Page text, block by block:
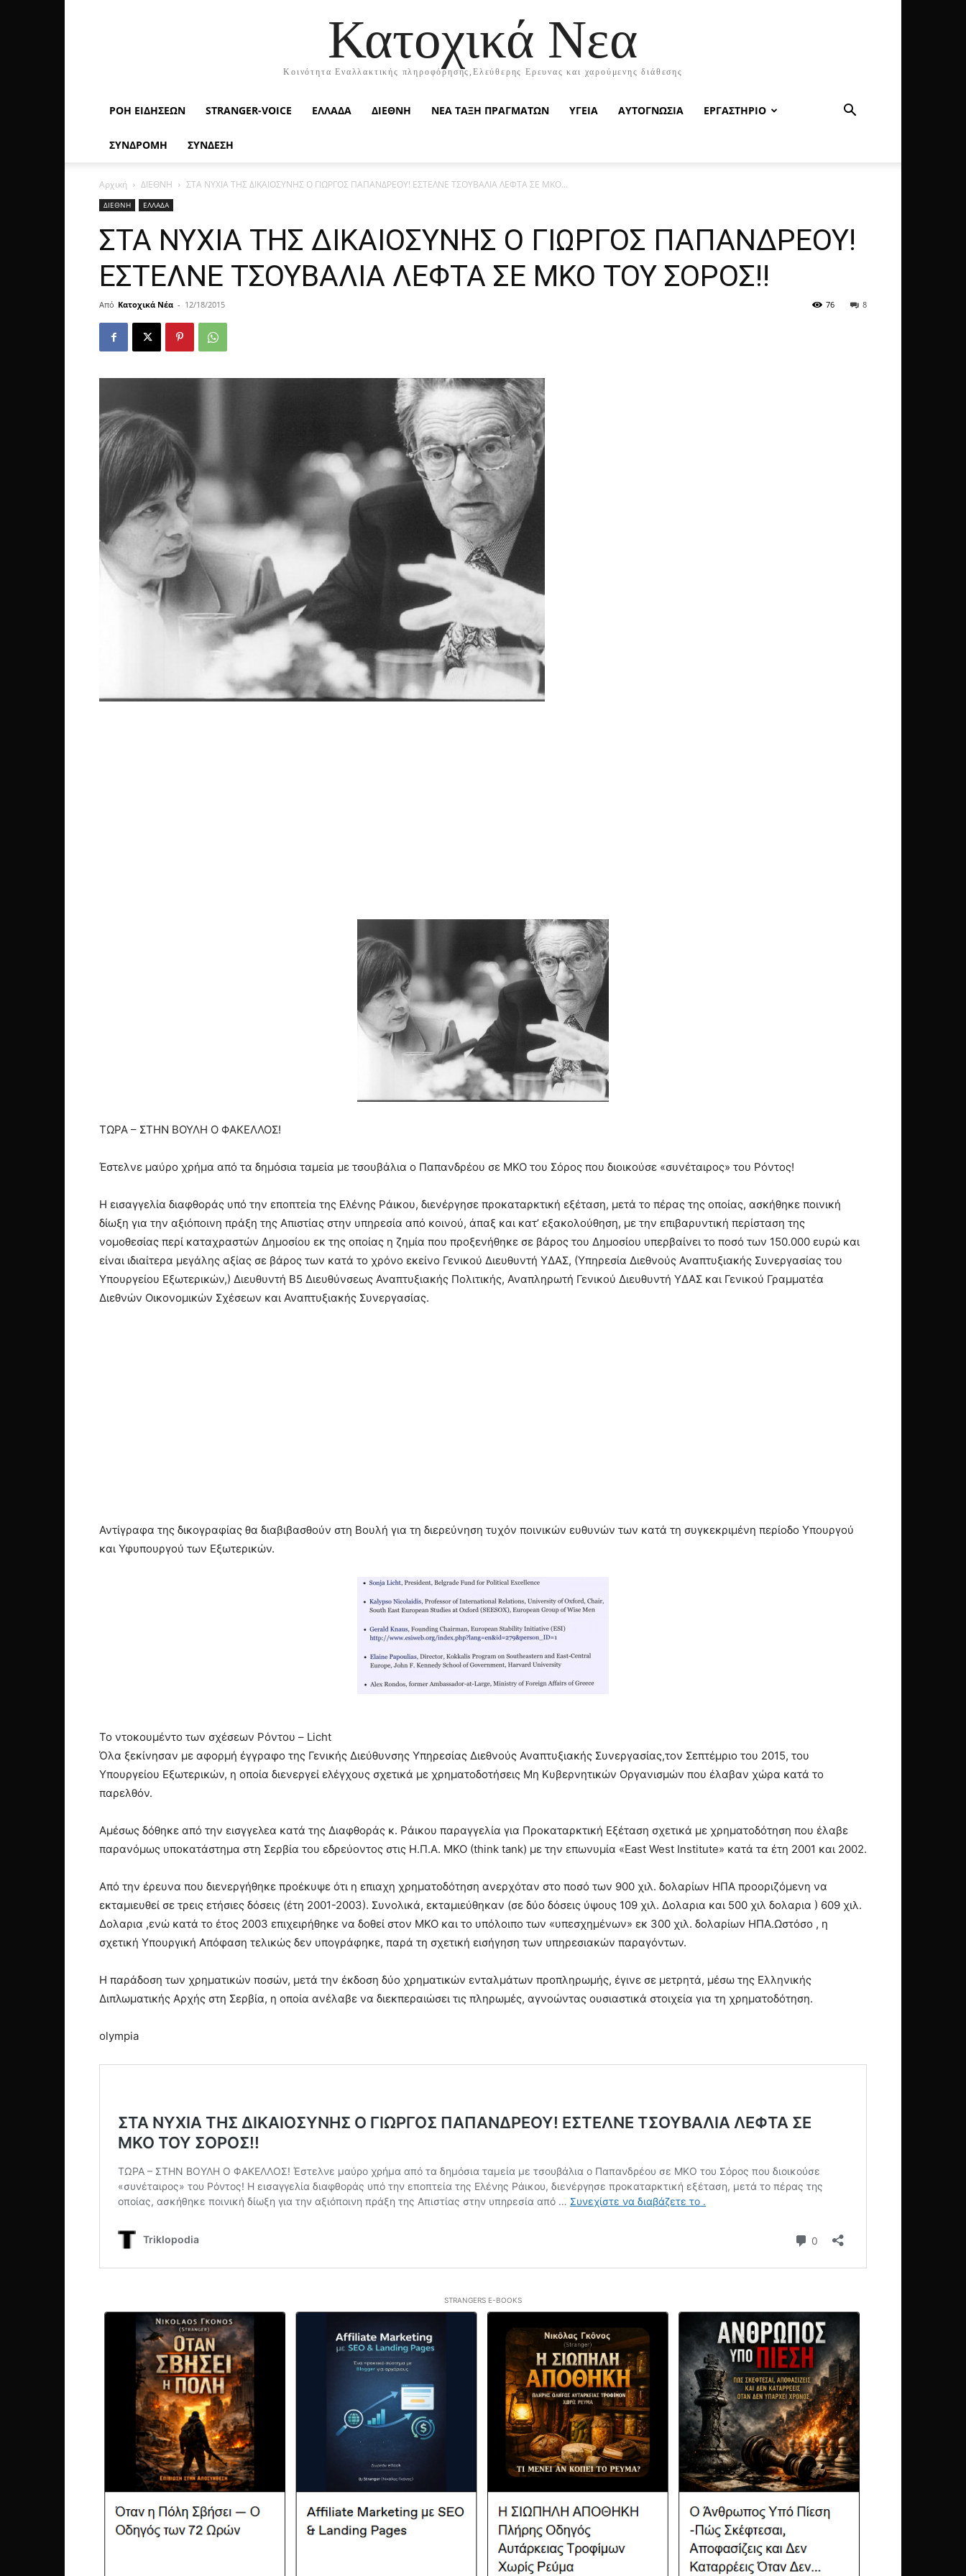
Κατοχικά Νεα
Κοινότητα Εναλλακτικής πληροφόρησης,Ελεύθερης Ερευνας και χαρούμενης διάθεσης
ΡΟΉ ΕΙΔΉΣΕΩΝ STRANGER-VOICE ΕΛΛΑΔΑ ΔΙΕΘΝΗ ΝΕΑ ΤΑΞΗ ΠΡΑΓΜΑΤΩΝ ΥΓΕΙΑ ΑΥΤΟΓΝΩΣΙΑ ΕΡΓΑΣΤΗΡΙΟ
ΣΥΝΔΡΟΜΗ ΣΥΝΔΕΣΗ
Αρχική ΔΙΕΘΝΗ ΣΤΑ ΝΥΧΙΑ ΤΗΣ ΔΙΚΑΙΟΣΥΝΗΣ Ο ΓΙΩΡΓΟΣ ΠΑΠΑΝΔΡΕΟΥ! ΕΣΤΕΛΝΕ ΤΣΟΥΒΑΛΙΑ ΛΕΦΤΑ ΣΕ ΜΚΟ...
ΔΙΕΘΝΗ ΕΛΛΑΔΑ
ΣΤΑ ΝΥΧΙΑ ΤΗΣ ΔΙΚΑΙΟΣΥΝΗΣ Ο ΓΙΩΡΓΟΣ ΠΑΠΑΝΔΡΕΟΥ!
ΕΣΤΕΛΝΕ ΤΣΟΥΒΑΛΙΑ ΛΕΦΤΑ ΣΕ ΜΚΟ ΤΟΥ ΣΟΡΟΣ!!
Από Κατοχικά Νέα - 12/18/2015 8
76
ΤΩΡΑ – ΣΤΗΝ ΒΟΥΛΗ Ο ΦΑΚΕΛΛΟΣ!
Έστελνε μαύρο χρήμα από τα δημόσια ταμεία με τσουβάλια ο Παπανδρέου σε ΜΚΟ του Σόρος που διοικούσε «συνέταιρος» του Ρόντος!
Η εισαγγελία διαφθοράς υπό την εποπτεία της Ελένης Ράικου, διενέργησε προκαταρκτική εξέταση, μετά το πέρας της οποίας, ασκήθηκε ποινική
δίωξη για την αξιόποινη πράξη της Απιστίας στην υπηρεσία από κοινού, άπαξ και κατ’ εξακολούθηση, με την επιβαρυντική περίσταση της
νομοθεσίας περί καταχραστών Δημοσίου εκ της οποίας η ζημία που προξενήθηκε σε βάρος του Δημοσίου υπερβαίνει το ποσό των 150.000 ευρώ και
είναι ιδιαίτερα μεγάλης αξίας σε βάρος των κατά το χρόνο εκείνο Γενικού Διευθυντή ΥΔΑΣ, (Υπηρεσία Διεθνούς Αναπτυξιακής Συνεργασίας του
Υπουργείου Εξωτερικών,) Διευθυντή Β5 Διευθύνσεως Αναπτυξιακής Πολιτικής, Αναπληρωτή Γενικού Διευθυντή ΥΔΑΣ και Γενικού Γραμματέα
Διεθνών Οικονομικών Σχέσεων και Αναπτυξιακής Συνεργασίας.
Αντίγραφα της δικογραφίας θα διαβιβασθούν στη Βουλή για τη διερεύνηση τυχόν ποινικών ευθυνών των κατά τη συγκεκριμένη περίοδο Υπουργού
και Υφυπουργού των Εξωτερικών.
Το ντοκουμέντο των σχέσεων Ρόντου – Licht
Όλα ξεκίνησαν με αφορμή έγγραφο της Γενικής Διεύθυνσης Υπηρεσίας Διεθνούς Αναπτυξιακής Συνεργασίας,τον Σεπτέμριο του 2015, του
Υπουργείου Εξωτερικών, η οποία διενεργεί ελέγχους σχετικά με χρηματοδοτήσεις Μη Κυβερνητικών Οργανισμών που έλαβαν χώρα κατά το
παρελθόν.
Αμέσως δόθηκε από την εισγγελεα κατά της Διαφθοράς κ. Ράικου παραγγελία για Προκαταρκτική Εξέταση σχετικά με χρηματοδότηση που έλαβε
παρανόμως υποκατάστημα στη Σερβία του εδρεύοντος στις Η.Π.Α. ΜΚΟ (think tank) με την επωνυμία «East West Institute» κατά τα έτη 2001 και 2002.
Από την έρευνα που διενεργήθηκε προέκυψε ότι η επιαχη χρηματοδότηση ανερχόταν στο ποσό των 900 χιλ. δολαρίων ΗΠΑ προοριζόμενη να
εκταμιευθεί σε τρεις ετήσιες δόσεις (έτη 2001-2003). Συνολικά, εκταμιεύθηκαν (σε δύο δόσεις ύψους 109 χιλ. Δολαρια και 500 χιλ δολαρια ) 609 χιλ.
Δολαρια ,ενώ κατά το έτος 2003 επιχειρήθηκε να δοθεί στον ΜΚΟ και το υπόλοιπο των «υπεσχημένων» εκ 300 χιλ. δολαρίων ΗΠΑ.Ωστόσο , η
σχετική Υπουργική Απόφαση τελικώς δεν υπογράφηκε, παρά τη σχετική εισήγηση των υπηρεσιακών παραγόντων.
Η παράδοση των χρηματικών ποσών, μετά την έκδοση δύο χρηματικών ενταλμάτων προπληρωμής, έγινε σε μετρητά, μέσω της Ελληνικής
Διπλωματικής Αρχής στη Σερβία, η οποία ανέλαβε να διεκπεραιώσει τις πληρωμές, αγνοώντας ουσιαστικά στοιχεία για τη χρηματοδότηση.
olympia
STRANGERS E-BOOKS